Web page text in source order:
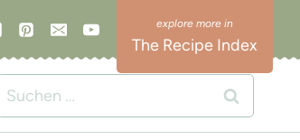
The Recipe Index
Suchen